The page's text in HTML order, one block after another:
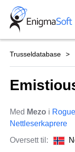
Skip
content
Trusseldatabase
Med Mezo i
Nettleserkaprere
Oversett til: